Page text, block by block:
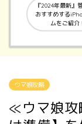
『2024年最新』
おすすめする
ムをご紹介！
ウマ娘攻略
≪ウマ娘攻